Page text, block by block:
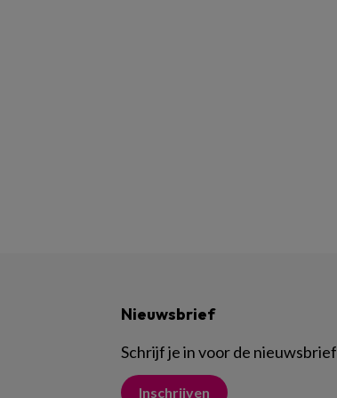
Nieuwsbrief
Schrijf je in voor de nieuwsbrief
Inschrijven